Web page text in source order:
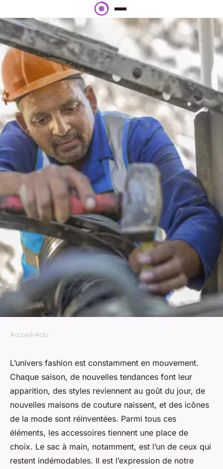
Les it-bags du moment à
connaître absolument
Aurélie•14 septembre 2023•5 min de lecture
Accueil›Actu
L’univers fashion est constamment en mouvement.
Chaque saison, de nouvelles tendances font leur
apparition, des styles reviennent au goût du jour, de
nouvelles maisons de couture naissent, et des icônes
de la mode sont réinventées. Parmi tous ces
éléments, les accessoires tiennent une place de
choix. Le sac à main, notamment, est l’un de ceux qui
restent indémodables. Il est l’expression de notre